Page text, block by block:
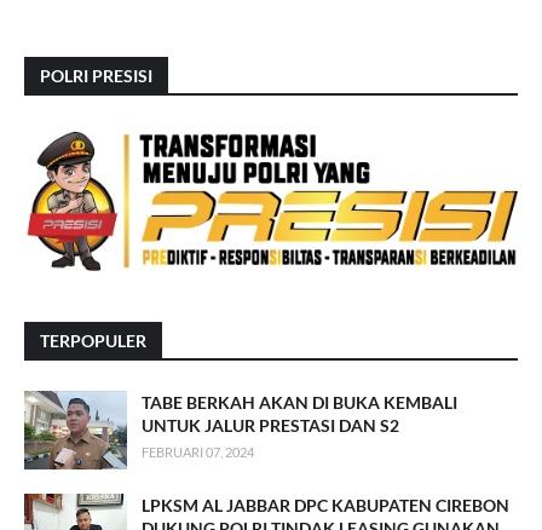
POLRI PRESISI
TERPOPULER
TABE BERKAH AKAN DI BUKA KEMBALI
UNTUK JALUR PRESTASI DAN S2
FEBRUARI 07, 2024
LPKSM AL JABBAR DPC KABUPATEN CIREBON